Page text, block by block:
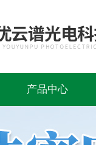
产品中心